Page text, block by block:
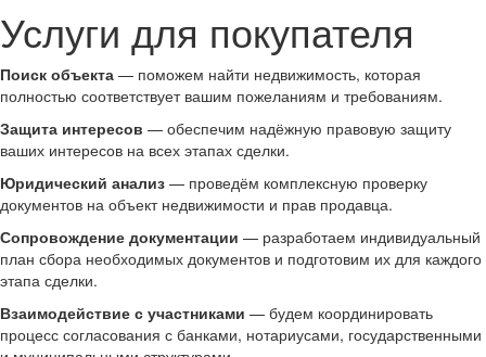
Услуги для покупателя
Поиск объекта — поможем найти недвижимость, которая
полностью соответствует вашим пожеланиям и требованиям.
Защита интересов — обеспечим надёжную правовую защиту
ваших интересов на всех этапах сделки.
Юридический анализ — проведём комплексную проверку
документов на объект недвижимости и прав продавца.
Сопровождение документации — разработаем индивидуальный
план сбора необходимых документов и подготовим их для каждого
этапа сделки.
Взаимодействие с участниками — будем координировать
процесс согласования с банками, нотариусами, государственными